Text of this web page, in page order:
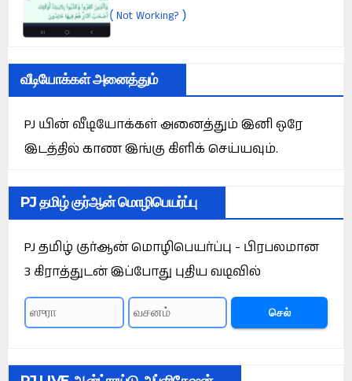
(Not Working? )
வீடியோக்கள் அனைத்தும்
PJ யின் வீடியோக்கள் அனைத்தும் இனி ஒரே
இடத்தில் காண இங்கு கிளிக் செய்யவும்.
PJ தமிழ் குர்ஆன் மொழிபெயர்ப்பு
PJ தமிழ் குர்ஆன் மொழிபெயர்ப்பு - பிரபலமான
3 கிராத்துடன் இப்போது புதிய வடிவில்
செல்